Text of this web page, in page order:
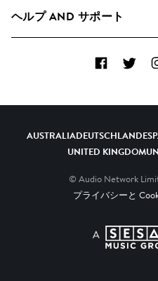
アルバム
ヘルプ AND サポート
FacebookTwitter
AUSTRALIADEUTSCHLAND
UNITED KINGDOM
© Audio Network
プライバシーと